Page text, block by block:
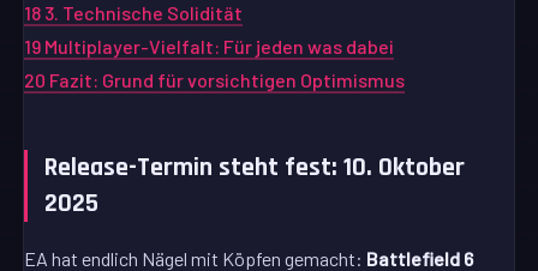
18 3. Technische Solidität
19 Multiplayer-Vielfalt: Für jeden was dabei
20 Fazit: Grund für vorsichtigen Optimismus
Release-Termin steht fest: 10. Oktober
2025
EA hat endlich Nägel mit Köpfen gemacht: Battlefield 6